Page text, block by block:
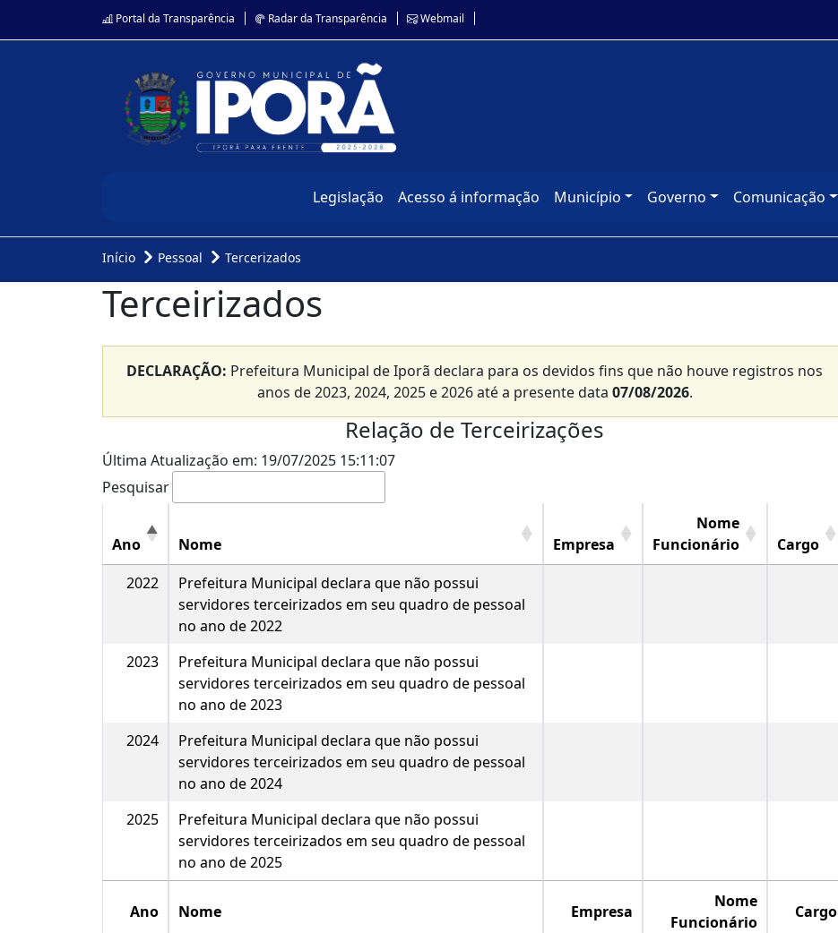
Portal da Transparência Radar da Transparência Webmail
Legislação Acesso á informação Município Governo Comunicação
Início Pessoal Tercerizados
Terceirizados
DECLARAÇÃO: Prefeitura Municipal de Iporã declara para os devidos fins que não houve registros nos
anos de 2023, 2024, 2025 e 2026 até a presente data 07/08/2026.
Relação de Terceirizações
Última Atualização em: 19/07/2025 15:11:07
Pesquisar
Ano Nome Empresa
Nome
Funcionário
Cargo
2022
Prefeitura Municipal declara que não possui
servidores terceirizados em seu quadro de pessoal
no ano de 2022
2023
Prefeitura Municipal declara que não possui
servidores terceirizados em seu quadro de pessoal
no ano de 2023
2024
Prefeitura Municipal declara que não possui
servidores terceirizados em seu quadro de pessoal
no ano de 2024
2025
Prefeitura Municipal declara que não possui
servidores terceirizados em seu quadro de pessoal
no ano de 2025
Ano Nome Empresa
Nome
Funcionário
Cargo